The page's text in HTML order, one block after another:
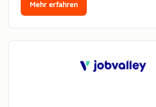
Mehr erfahren